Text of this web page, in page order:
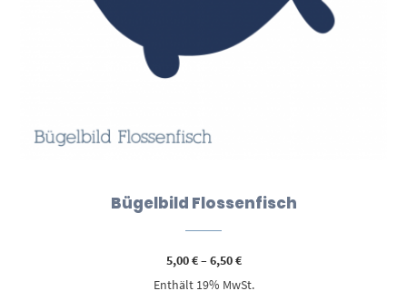
Bügelbild Flossenfisch
5,00€–6,50€Preisspanne:
bis
Enthält 19% MwSt.